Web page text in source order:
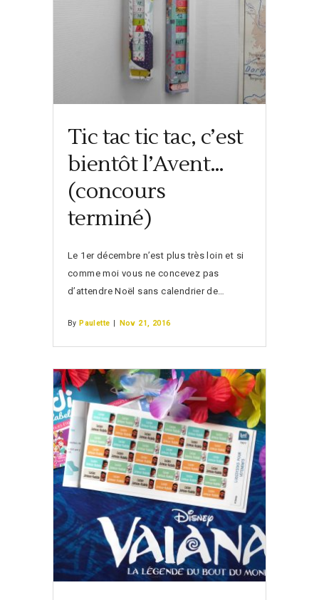
Tic tac tic tac, c’est
bientôt l’Avent…
(concours
terminé)
Le 1er décembre n’est plus très loin et si
comme moi vous ne concevez pas
d’attendre Noël sans calendrier de…
By Paulette | Nov 21, 2016